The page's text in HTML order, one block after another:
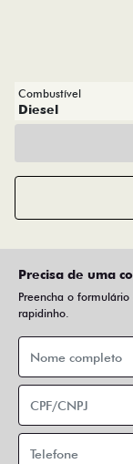
Combustível
Diesel
Precisa de uma
Preencha o
rapidinho.